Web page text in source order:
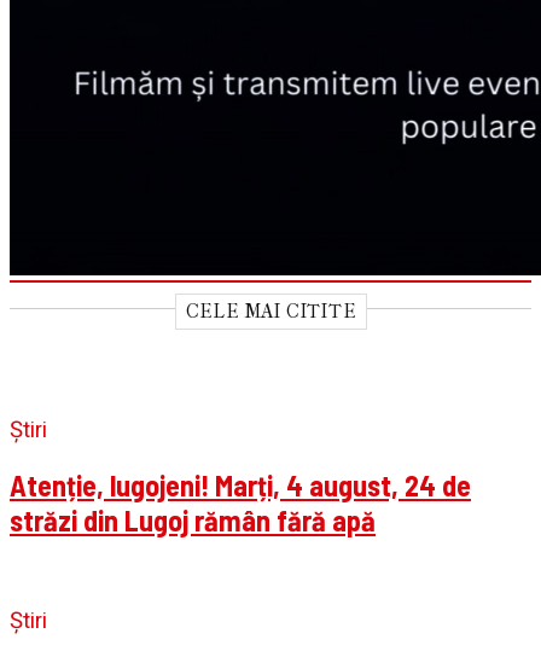
CELE MAI CITITE
Știri
Atenție, lugojeni! Marți, 4 august, 24 de
străzi din Lugoj rămân fără apă
Știri